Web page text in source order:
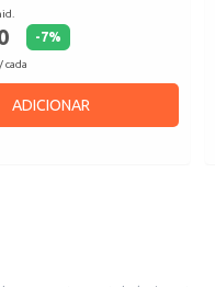
-7%
cada
ADICIONAR